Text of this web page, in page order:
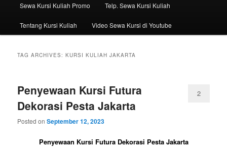
Sewa Kursi Kuliah Promo Telp. Sewa Kursi Kuliah
Tentang Kursi Kuliah Video Sewa Kursi di Youtube
TAG ARCHIVES:KURSI KULIAH JAKARTA
Penyewaan Kursi Futura
Dekorasi Pesta Jakarta
Posted onSeptember 12, 2023
2
Penyewaan Kursi Futura Dekorasi Pesta Jakarta